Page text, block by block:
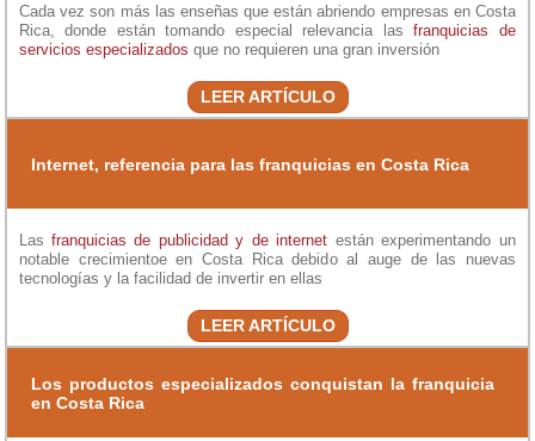
Cada vez son más las enseñas que están abriendo empresas en Costa
Rica, donde están tomando especial relevancia las franquicias de
servicios especializados que no requieren una gran inversión
LEER ARTÍCULO
Internet, referencia para las franquicias en Costa Rica
Las franquicias de publicidad y de internet están experimentando un
notable crecimientoe en Costa Rica debido al auge de las nuevas
tecnologías y la facilidad de invertir en ellas
LEER ARTÍCULO
Los productos especializados conquistan la franquicia
en Costa Rica